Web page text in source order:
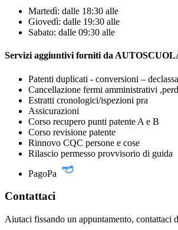
Martedì: dalle 18:30 alle
Giovedì: dalle 19:30 alle
Sabato: dalle 09:30 alle
Servizi aggiuntivi forniti da
Patenti duplicati - conversioni –
Cancellazione fermi amministrativi
Estratti cronologici/ispezioni pra
Assicurazioni
Corso recupero punti patente A e B
Corso revisione patente
Rinnovo CQC persone e cose
Rilascio permesso provvisorio di guida
PagoPa
Contattaci
Aiutaci fissando un appuntamento, contattaci